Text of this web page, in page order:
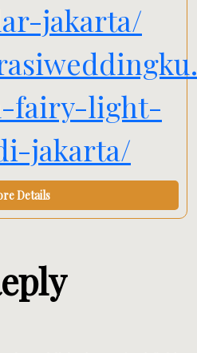
jakarta/
fairy-light-
jakarta/
Details